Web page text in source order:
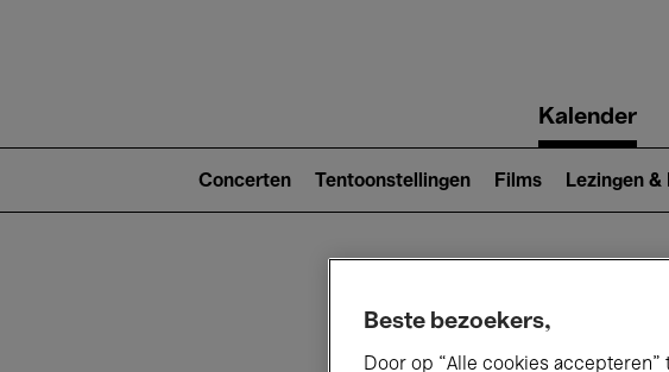
navigationKalender
2)
Concerten Tentoonstellingen Films Lezingen
Beste bezoekers,
Door op “Alle cookies